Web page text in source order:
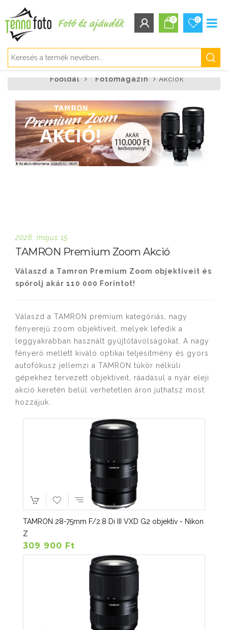
Bejelentkezés
Elfelejtett jelszó
0 0
Főoldal Fotómagazin Akciók
2026. május 15.
TAMRON Premium Zoom Akció
Válaszd a Tamron Premium Zoom objektíveit és
spórolj akár 110 000 Forintot!
Válaszd a TAMRON prémium kategóriás, nagy
fényerejű zoom objektíveit, melyek lefedik a
leggyakrabban használt gyújtótávolságokat. A nagy
fényerő mellett kiváló optikai teljesítmény és gyors
autofókusz jellemzi a TAMRON tükör nélküli
gépekhez tervezett objektíveit, ráadásul a nyár eleji
akció keretén belül verhetetlen áron juthatsz most
hozzájuk.
TAMRON 28-75mm F/2.8 Di III VXD G2 objektív - Nikon
Z
309 900 Ft